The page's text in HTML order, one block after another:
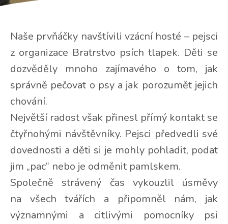
Naše prvňáčky navštívili vzácní hosté – pejsci
z organizace Bratrstvo psích tlapek. Děti se
dozvěděly mnoho zajímavého o tom, jak
správně pečovat o psy a jak porozumět jejich
chování.
Největší radost však přinesl přímý kontakt se
čtyřnohými návštěvníky. Pejsci předvedli své
dovednosti a děti si je mohly pohladit, podat
jim „pac“ nebo je odměnit pamlskem.
Společně strávený čas vykouzlil úsměvy
na všech tvářích a připomněl nám, jak
významnými a citlivými pomocníky psi